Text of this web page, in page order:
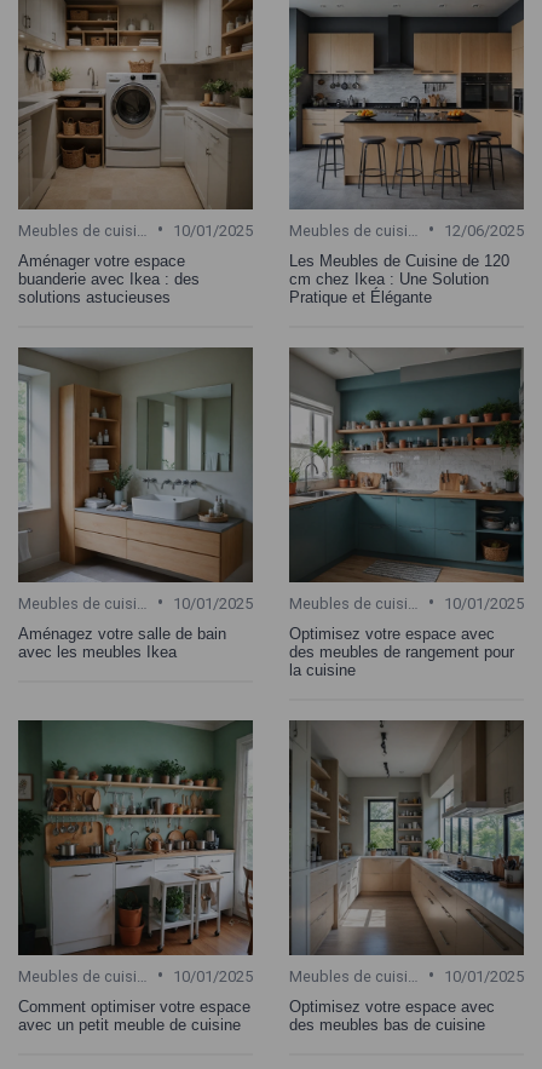
•
10/01/2025
Aménager votre espace
buanderie avec Ikea : des
solutions astucieuses
•
12/06/2025
Les Meubles de Cuisine de 120
cm chez Ikea : Une Solution
Pratique et Élégante
•
10/01/2025
Aménagez votre salle de bain
avec les meubles Ikea
•
10/01/2025
Optimisez votre espace avec
des meubles de rangement pour
la cuisine
•
10/01/2025
Comment optimiser votre espace
avec un petit meuble de cuisine
•
10/01/2025
Optimisez votre espace avec
des meubles bas de cuisine